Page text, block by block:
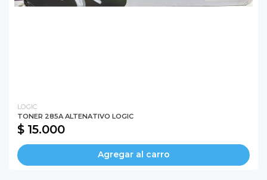
LOGIC
TONER 285A ALTENATIVO LOGIC
$ 15.000
Agregar al carro